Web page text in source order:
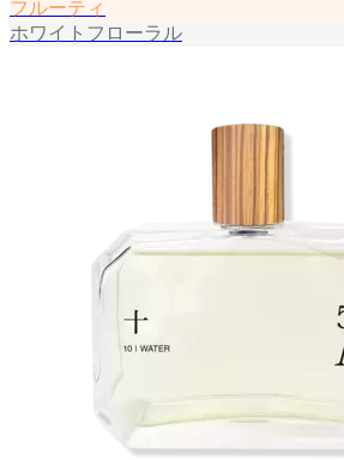
フルーティ
ホワイトフローラル